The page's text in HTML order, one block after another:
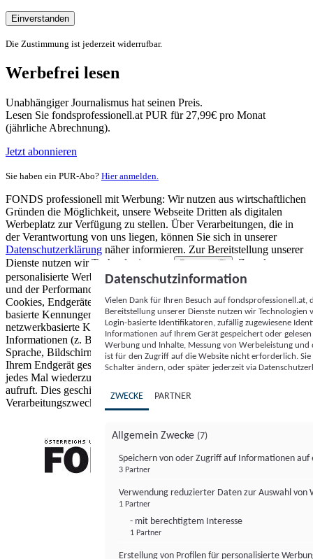
Einverstanden
Die Zustimmung ist jederzeit widerrufbar.
Werbefrei lesen
Unabhängiger Journalismus hat seinen Preis.
Lesen Sie fondsprofessionell.at PUR für 27,99€ pro Monat
(jährliche Abrechnung).
Jetzt abonnieren
Sie haben ein PUR-Abo? Hier anmelden.
FONDS professionell mit Werbung: Wir nutzen aus wirtschaftlichen
Gründen die Möglichkeit, unsere Webseite Dritten als digitalen
Werbeplatz zur Verfügung zu stellen. Über Verarbeitungen, die in
der Verantwortung von uns liegen, können Sie sich in unserer
Datenschutzerklärung näher informieren. Zur Bereitstellung unserer
Dienste nutzen wir Technologien von
Partnern (5)
. Zwecke:
personalisierte Werbung und Inhalte, Messung von Werbeleistung
und der Performance von Inhalten sowie Zielgruppenforschung.
Cookies, Endgeräte- oder ähnliche Online-Kennungen (z. B. login-
basierte Kennungen, zufällig generierte Kennungen,
netzwerkbasierte Kennungen) können zusammen mit anderen
Informationen (z. B. Browsertyp und Browserinformationen,
Sprache, Bildschirmgröße, unterstützte Technologien usw.) auf
Ihrem Endgerät gespeichert oder von dort ausgelesen werden, um es
jedes Mal wiederzuerkennen, wenn es eine App oder einer Webseite
aufruft. Dies geschieht für einen oder mehrere der hier aufgeführten
Verarbeitungszwecke.
Datenschutzinformation
Vielen Dank für Ihren Besuch auf
Bereitstellung unserer Dienste nutzen wir Technologien
Login-basierte Identifikatoren, zufällig zugewiesene
Informationen auf Ihrem Gerät gespeichert oder
Werbung und Inhalte, Messung von Werbeleistung
ist für den Zugriff auf die Website nicht erforderlich.
Schalter ändern, oder später jederzeit via
ZWECKE PARTNER
Allgemein Zwecke (7)
Speichern von oder Zugriff auf Informationen auf
3 Partner
Verwendung reduzierter Daten zur Auswahl von
1 Partner
- mit berechtigtem Interesse
1 Partner
Erstellung von Profilen für personalisierte
FONDS professionell